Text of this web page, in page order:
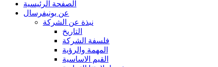
الصفحة الرئيسية
عن يونيفرسال
نبذة عن الشركة
التاريخ
فلسفة الشركة
المهمة والرؤية
القيم الاساسية